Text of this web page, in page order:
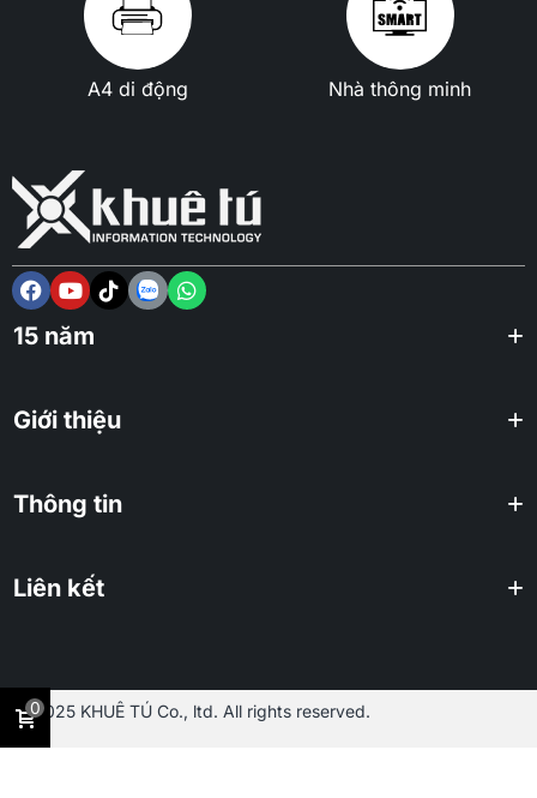
A4 di động Nhà thông minh
15 năm
Giới thiệu
Thông tin
Liên kết
2025 KHUÊ TÚ Co., ltd. All rights reserved.
0